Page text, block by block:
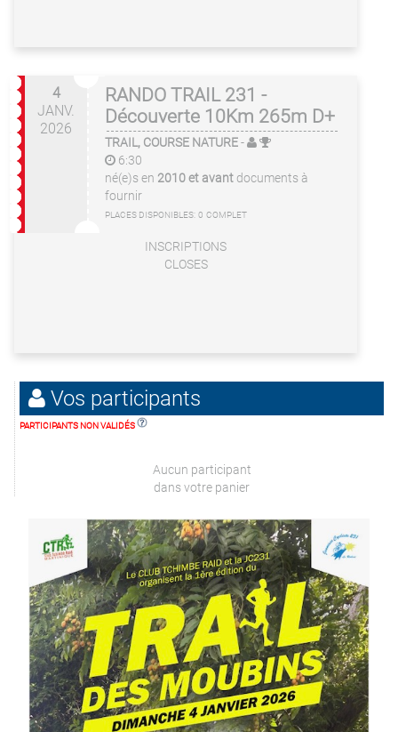
4
JANV.
2026
RANDO TRAIL 231 -
Découverte 10Km 265m D+
TRAIL, COURSE NATURE-
6:30
né(e)s en 2010 et avant documents à
fournir
PLACES DISPONIBLES: 0 COMPLET
INSCRIPTIONS
CLOSES
Vos participants
PARTICIPANTS NON VALIDÉS
Aucun participant
dans votre panier